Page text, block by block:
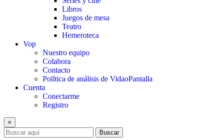
Libros
Juegos de mesa
Teatro
Hemeroteca
Vop
Nuestro equipo
Colabora
Contacto
Política de análisis de VidaoPantalla
Cuenta
Conectarme
Registro
×
Buscar